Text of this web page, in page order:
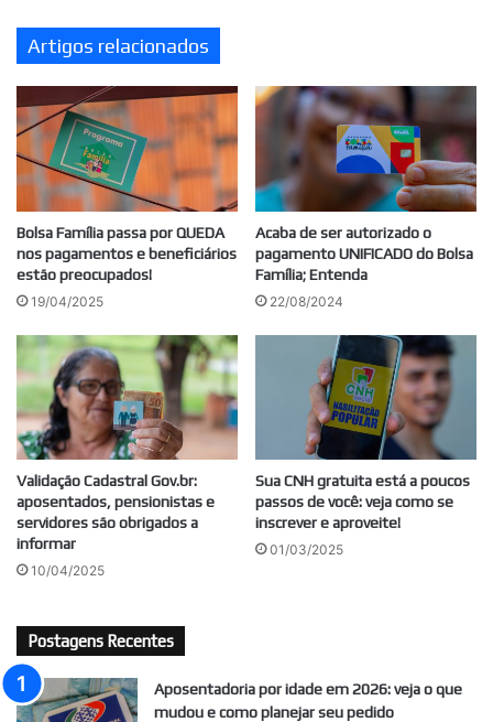
Artigos relacionados
Bolsa Família passa por QUEDA
nos pagamentos e beneficiários
estão preocupados!
19/04/2025
Acaba de ser autorizado o
pagamento UNIFICADO do Bolsa
Família; Entenda
22/08/2024
Validação Cadastral Gov.br:
aposentados, pensionistas e
servidores são obrigados a
informar
10/04/2025
Sua CNH gratuita está a poucos
passos de você: veja como se
inscrever e aproveite!
01/03/2025
Postagens Recentes
Aposentadoria por idade em 2026: veja o que
mudou e como planejar seu pedido